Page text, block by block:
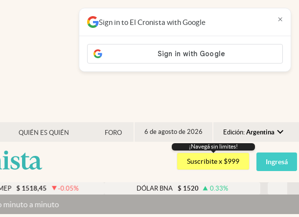
QUIÉN ES QUIÉN FORO 6 de agosto de 2026 Edición: Argentina
Argentina
España
USA
¡Navegá sin limites!
Suscribite x $999 Ingresá
-0.05% $ 1520 0.33 %
Sign in to El Cronista with Google ×